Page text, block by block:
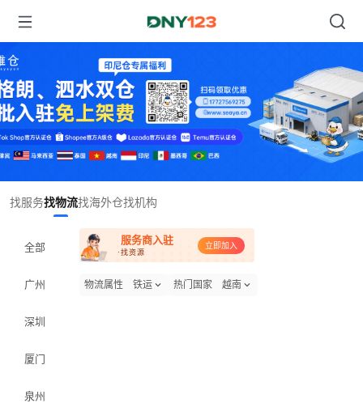
找服务找物流找海外仓找机构
全部
广州
深圳
厦门
泉州
服务商入驻
·找资源
立即加入
物流属性 铁运 热门国家 越南